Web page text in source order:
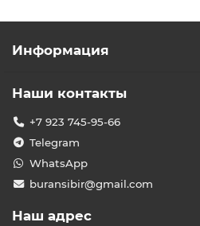
Информация
Наши контакты
+7 923 745-95-66
Telegram
WhatsApp
buransibir@gmail.com
Наш адрес